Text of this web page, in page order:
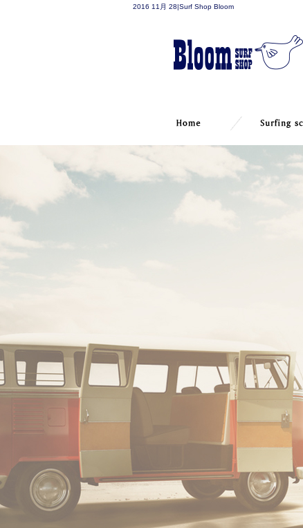
2016 11月 28|Surf Shop Bloom